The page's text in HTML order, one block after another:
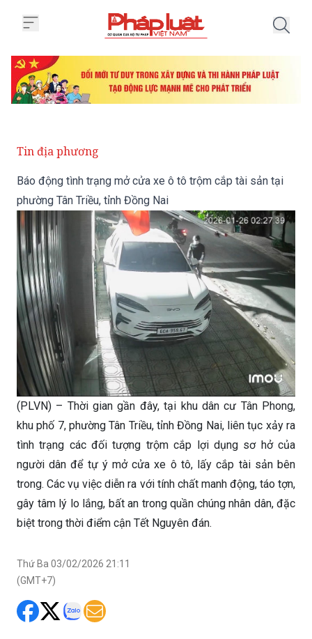
Tin địa phương
Báo động tình trạng mở cửa xe ô tô trộm cắp tài sản tại
phường Tân Triều, tỉnh Đồng Nai
(PLVN) – Thời gian gần đây, tại khu dân cư Tân Phong,
khu phố 7, phường Tân Triều, tỉnh Đồng Nai, liên tục xảy ra
tình trạng các đối tượng trộm cắp lợi dụng sơ hở của
người dân để tự ý mở cửa xe ô tô, lấy cắp tài sản bên
trong. Các vụ việc diễn ra với tính chất manh động, táo tợn,
gây tâm lý lo lắng, bất an trong quần chúng nhân dân, đặc
biệt trong thời điểm cận Tết Nguyên đán.
Thứ Ba 03/02/2026 21:11
(GMT+7)